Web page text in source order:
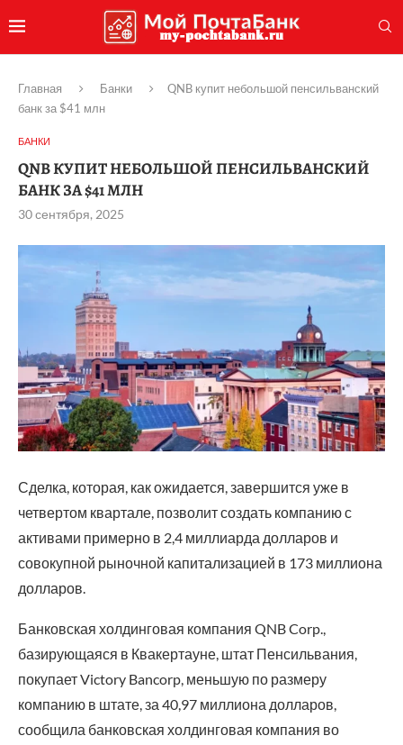
Главная Банки
QNB купит небольшой пенсильванский
банк за $41 млн
БАНКИ
QNB КУПИТ НЕБОЛЬШОЙ ПЕНСИЛЬВАНСКИЙ
БАНК ЗА $41 МЛН
30 сентября, 2025
Сделка, которая, как ожидается, завершится уже в
четвертом квартале, позволит создать компанию с
активами примерно в 2,4 миллиарда долларов и
совокупной рыночной капитализацией в 173 миллиона
долларов.
Банковская холдинговая компания QNB Corp.,
базирующаяся в Квакертауне, штат Пенсильвания,
покупает Victory Bancorp, меньшую по размеру
компанию в штате, за 40,97 миллиона долларов,
сообщила банковская холдинговая компания во